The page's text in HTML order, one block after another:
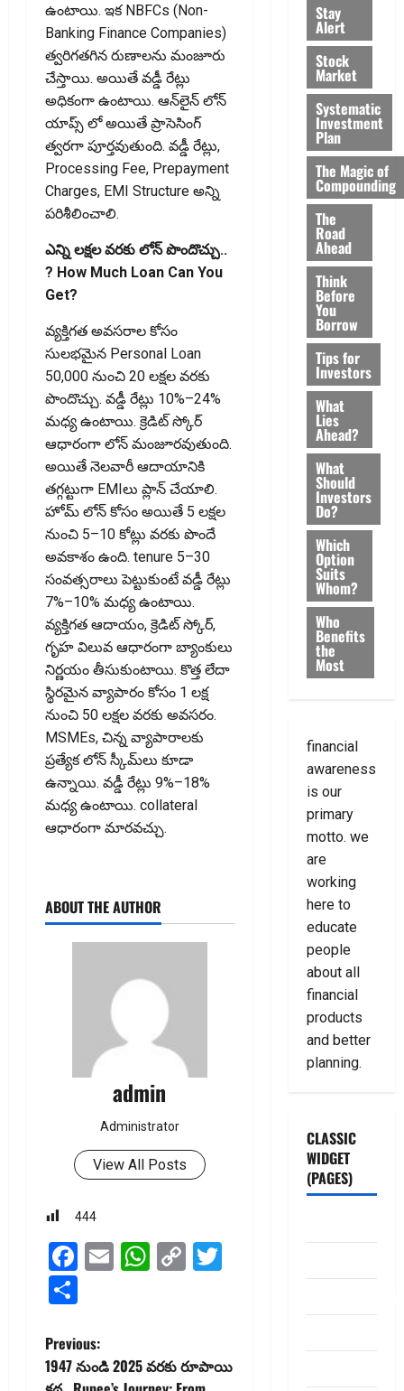
ఉంటాయి. ఇక NBFCs (Non-
Banking Finance Companies)
త్వ‌రిగ‌త‌గిన రుణాల‌ను మంజూరు
చేస్తాయి. అయితే వ‌డ్డీ రేట్లు
అధికంగా ఉంటాయి. ఆన్‌లైన్ లోన్
యాప్స్ లో అయితే ప్రాసెసింగ్
త్వరగా పూర్త‌వుతుంది. వడ్డీ రేట్లు,
Processing Fee, Prepayment
Charges, EMI Structure అన్ని
పరిశీలించాలి.
ఎన్ని ల‌క్ష‌ల వ‌ర‌కు లోన్ పొందొచ్చు..
? How Much Loan Can You
Get?
వ్యక్తిగత అవసరాల కోసం
సులభమైన Personal Loan
₹50,000 నుంచి ₹20 లక్షల వరకు
పొందొచ్చు. వడ్డీ రేట్లు 10%–24%
మధ్య ఉంటాయి. క్రెడిట్ స్కోర్
ఆధారంగా లోన్ మంజూర‌వుతుంది.
అయితే నెలవారీ ఆదాయానికి
తగ్గట్టుగా EMIలు ప్లాన్ చేయాలి.
హోమ్ లోన్ కోసం అయితే ₹5 లక్షల
నుంచి ₹5–10 కోట్లు వరకు పొందే
అవ‌కాశం ఉంది. tenure 5–30
సంవత్సరాలు పెట్టుకుంటే వడ్డీ రేట్లు
7%–10% మధ్య ఉంటాయి.
వ్యక్తిగత ఆదాయం, క్రెడిట్ స్కోర్,
గృహ విలువ ఆధారంగా బ్యాంకులు
నిర్ణయం తీసుకుంటాయి. కొత్త లేదా
స్థిరమైన వ్యాపారం కోసం ₹1 లక్ష
నుంచి ₹50 లక్షల వరకు అవ‌స‌రం.
MSMEs, చిన్న వ్యాపారాలకు
ప్రత్యేక లోన్ స్కీమ్‌లు కూడా
ఉన్నాయి. వడ్డీ రేట్లు 9%–18%
మధ్య ఉంటాయి. collateral
ఆధారంగా మారవచ్చు.
ABOUT THE AUTHOR
admin
Administrator
View All Posts
444
Facebook
EmailWhatsApp
Copy
P
Previous:
1947 నుండి 2025 వరకు రూపాయి
Stay
Alert
Stock
Market
Systematic
Investment
Plan
The Magic of
Compounding
The
Road
Ahead
Think
Before
You
Borrow
Tips for
Investors
What
Lies
Ahead?
What
Should
Investors
Do?
Which
Option
Suits
Whom?
Who
Benefits
the
Most
financial
awareness
is our
primary
motto. we
are
working
here to
educate
people
about all
financial
products
and better
planning.
CLASSIC
WIDGET
(PAGES)